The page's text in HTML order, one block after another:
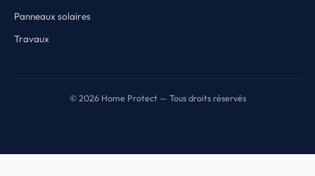
Panneaux solaires
Travaux
© 2026 Home Protect — Tous droits réservés